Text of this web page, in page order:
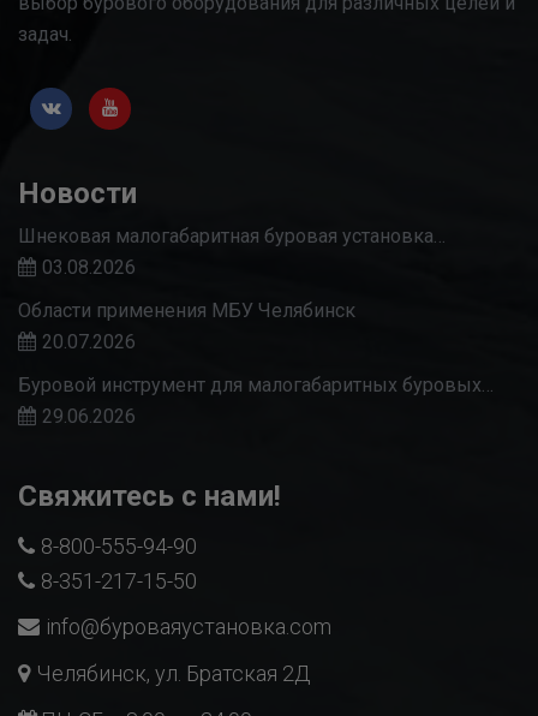
задач.
Новости
Шнековая малогабаритная буровая установка…
03.08.2026
Области применения МБУ Челябинск
20.07.2026
Буровой инструмент для малогабаритных буровых…
29.06.2026
Свяжитесь с нами!
8-800-555-94-90
8-351-217-15-50
info@буроваяустановка.com
Челябинск, ул. Братская 2Д